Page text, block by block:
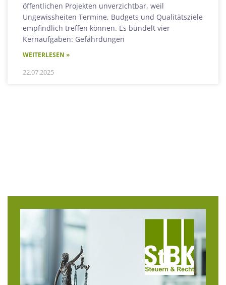
öffentlichen Projekten unverzichtbar, weil
Ungewissheiten Termine, Budgets und Qualitätsziele
empfindlich treffen können. Es bündelt vier
Kernaufgaben: Gefährdungen
WEITERLESEN »
22.07.2025